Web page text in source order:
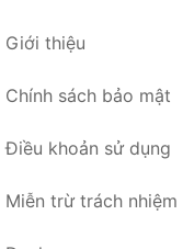
Giới thiệu
Chính sách bảo mật
Điều khoản sử dụng
Miễn trừ trách nhiệm